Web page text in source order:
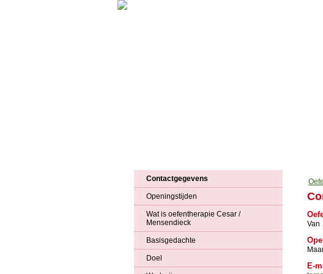
Contactgegevens
Openingstijden
Wat is oefentherapie Cesar /
Mensendieck
Basisgedachte
Doel
Van
E-